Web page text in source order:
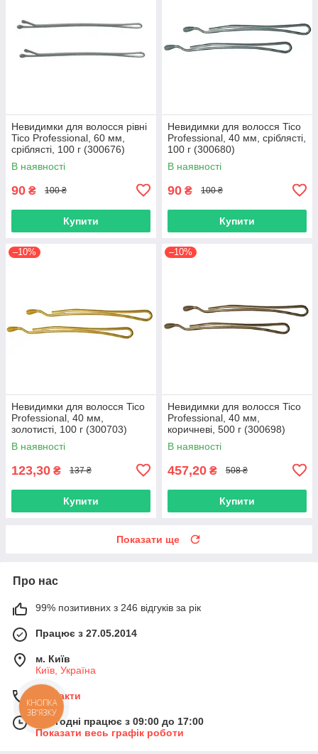
Невидимки для волосся рівні
Tico Professional, 60 мм,
сріблясті, 100 г (300676)
В наявності
90 ₴ 100 ₴
Купити
Невидимки для волосся Tico
Professional, 40 мм, сріблясті,
100 г (300680)
В наявності
90 ₴ 100 ₴
Купити
–10%
Невидимки для волосся Tico
Professional, 40 мм,
золотисті, 100 г (300703)
В наявності
123,30 ₴ 137 ₴
Купити
–10%
Невидимки для волосся Tico
Professional, 40 мм,
коричневі, 500 г (300698)
В наявності
457,20 ₴ 508 ₴
Купити
Показати ще
Про нас
99% позитивних з 246 відгуків за рік
Працює з 27.05.2014
м. Київ
Київ, Україна
Контакти
Сьогодні працює з 09:00 до 17:00
Показати весь графік роботи
КНОПКА
ЗВ'ЯЗКУ